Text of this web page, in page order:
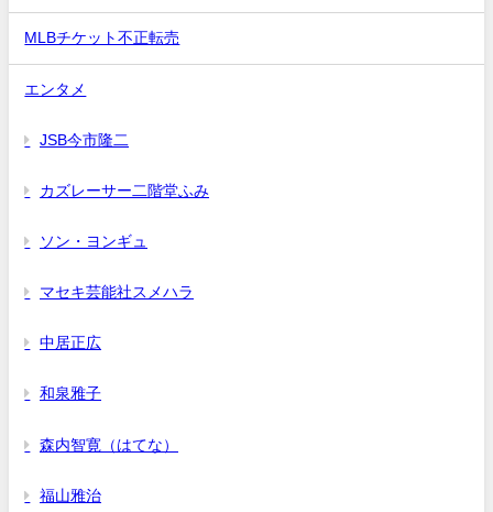
MLBチケット不正転売
エンタメ
JSB今市隆二
カズレーサー二階堂ふみ
ソン・ヨンギュ
マセキ芸能社スメハラ
中居正広
和泉雅子
森内智寛（はてな）
福山雅治